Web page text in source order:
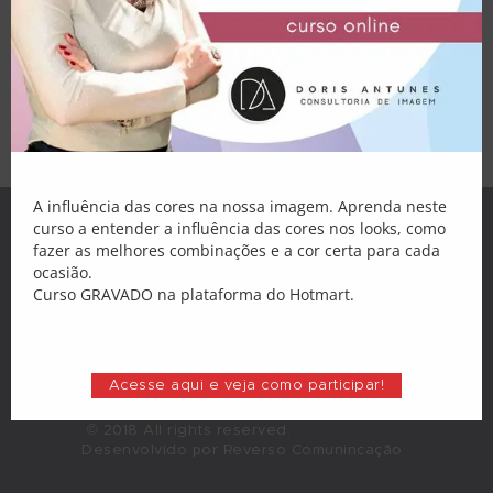
Atendimento
Blog
Loja
Minha Conta
algumas tendências dentro do mundo da
moda. Desde o século XVIII o animal print
está presente. Era muito comum os reis e
nobres vestirem peles de animais para
demonstrar status e poder.…
© 2018 All rights reserved.
Desenvolvido por Reverso Comunincação
A influência das cores na nossa imagem. Aprenda neste
curso a entender a influência das cores nos looks, como
fazer as melhores combinações e a cor certa para cada
ocasião.
Curso GRAVADO na plataforma do Hotmart.
Acesse aqui e veja como participar!